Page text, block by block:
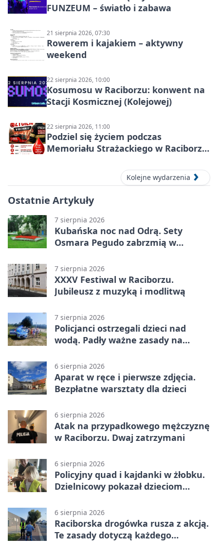
FUNZEUM – światło i zabawa
21 sierpnia 2026, 07:30
Rowerem i kajakiem – aktywny
weekend
22 sierpnia 2026, 10:00
Kosumosu w Raciborzu: konwent na
Stacji Kosmicznej (Kolejowej)
22 sierpnia 2026, 11:00
Podziel się życiem podczas
Memoriału Strażackiego w Raciborzu
Kolejne wydarzenia
Ostatnie Artykuły
7 sierpnia 2026
Kubańska noc nad Odrą. Sety
Osmara Pegudo zabrzmią w
7 sierpnia 2026
XXXV Festiwal w Raciborzu.
Jubileusz z muzyką i modlitwą
7 sierpnia 2026
Policjanci ostrzegali dzieci nad
wodą. Padły ważne zasady na
6 sierpnia 2026
Aparat w ręce i pierwsze zdjęcia.
Bezpłatne warsztaty dla dzieci
6 sierpnia 2026
Atak na przypadkowego mężczyznę
w Raciborzu. Dwaj zatrzymani
6 sierpnia 2026
Policyjny quad i kajdanki w żłobku.
Dzielnicowy pokazał dzieciom
6 sierpnia 2026
Raciborska drogówka rusza z akcją.
Te zasady dotyczą każdego